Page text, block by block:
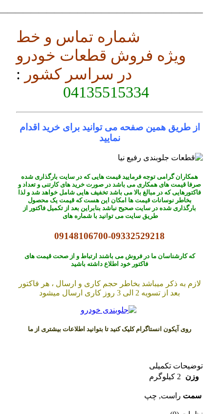
شماره تماس و خط
ویژه فروش قطعات خودرو
در سراسر کشور :
04135515334
از طریق همین صفحه می توانید برای خرید اقدام
نمایید
همکاران گرامی توجه فرمایید قیمت هایی که در سایت بارگذاری شده
صرفا قیمت های همکاری می باشد در صورت خرید های کارتنی و تعداد و
فاکتورهایی که در مبالغ بالا می باشد تخفیف هایی شامل خواهد شد و لذا
بخاطر نوسانات قیمت ها امکان این هست که قیمت یک محصول
بارگذاری شده در سایت صحیح نباشد بنابراین بعد از تکمیل فاکتور از
طریق سایت می توانید با شماره های
09148106700-09332529218
که کارشناسان ما در فروش می باشند ارتباط و از صحت قیمت های
فاکتور خود اطلاع داشته باشید
لازم به ذکر میباشد بخاطر حجم کاری و ارسال ، هر فاکتور
بعد از تسویه 2 الی 3 روز کاری ارسال میشود
روی آیکون انستاگرام کلیک کنید تا بتوانید اطلاعات بیشتری از ما
توضیحات تکمیلی
وزن
2 کیلوگرم
سمت راست, چپ